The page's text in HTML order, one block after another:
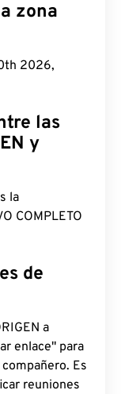
zona
2026,
las
y
la
COMPLETO
de
a
enlace" para
Es
reuniones